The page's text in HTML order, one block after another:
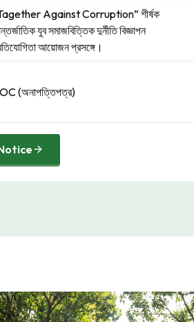
Against Corruption” শীর্ষক
যুব সমাজবিত্তিক দুর্নীতি বিজ্ঞাপন
আয়োজন প্রসঙ্গে।
(অনাপত্তিপত্র)